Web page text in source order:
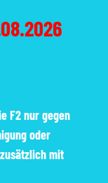
F2 nur gegen
oder
mit